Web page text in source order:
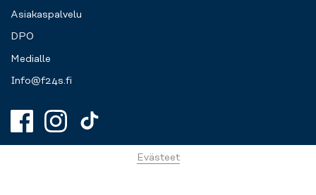
Asiakaspalvelu
DPO
Medialle
Info@f24s.fi
Evästeet